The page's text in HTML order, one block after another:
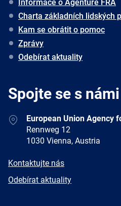
Informace o Agentuře FRA
Charta základních lidských
Kam se obrátit o pomoc
Zprávy
Odebírat aktuality
Spojte se s námi
AddressEuropean Union Agency
Rennweg 12
1030 Vienna, Austria
E-
Kontaktujte nás
Newsletter
Odebírat aktuality